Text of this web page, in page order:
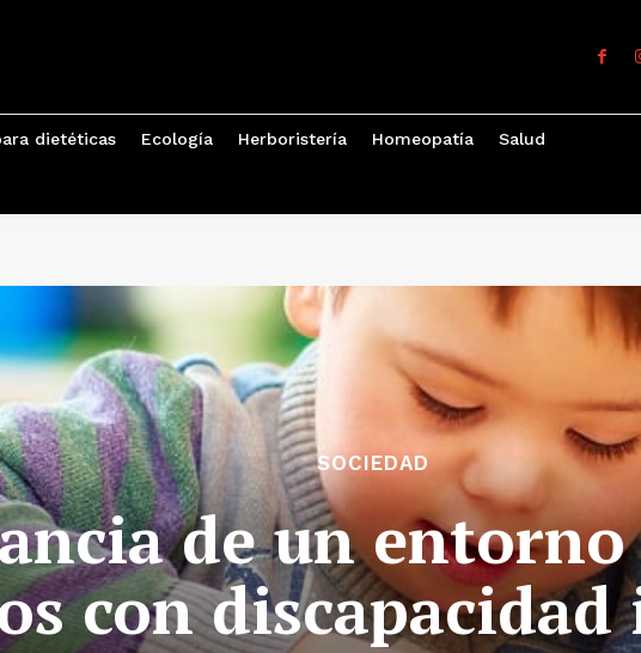
dietéticas Ecología Herboristería Homeopatía Salud
SOCIEDAD
de un
con